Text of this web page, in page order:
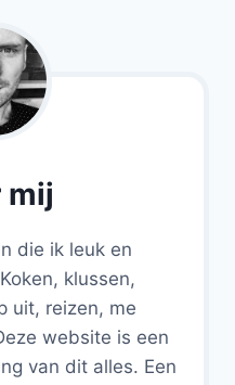
mij
die ik leuk en
klussen,
uit, reizen, me
website is een
van dit alles. Een